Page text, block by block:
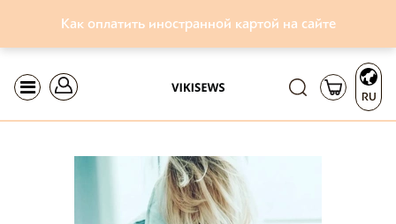
Как оплатить иностранной картой на сайте
RU